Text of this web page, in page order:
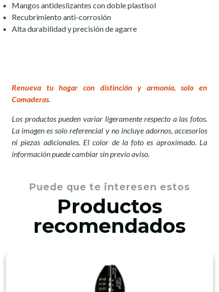
Mangos antideslizantes con doble plastisol
Recubrimiento anti-corrosión
Alta durabilidad y precisión de agarre
Renueva tu hogar con distinción y armonía, solo en
Comaderas.
Los productos pueden variar ligeramente respecto a las fotos.
La imagen es solo referencial y no incluye adornos, accesorios
ni piezas adicionales. El color de la foto es aproximado. La
información puede cambiar sin previo aviso.
Puede que te interesen estos
Productos
recomendados